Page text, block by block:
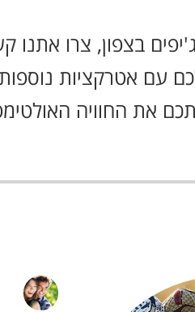
ג'יפים בצפון, צרו
עם אטרקציות
את החוויה